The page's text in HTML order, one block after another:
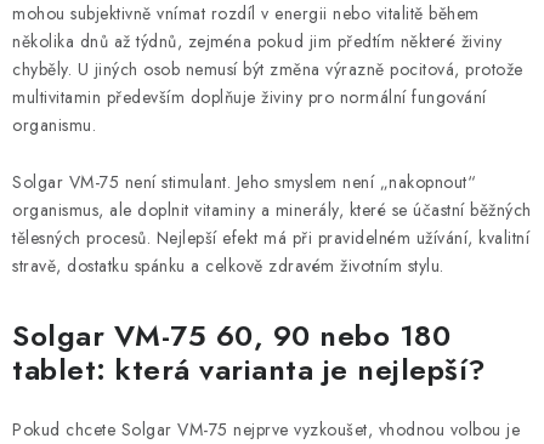
mohou subjektivně vnímat rozdíl v energii nebo vitalitě během
několika dnů až týdnů, zejména pokud jim předtím některé živiny
chyběly. U jiných osob nemusí být změna výrazně pocitová, protože
multivitamin především doplňuje živiny pro normální fungování
organismu.
Solgar VM-75 není stimulant. Jeho smyslem není „nakopnout“
organismus, ale doplnit vitaminy a minerály, které se účastní běžných
tělesných procesů. Nejlepší efekt má při pravidelném užívání, kvalitní
stravě, dostatku spánku a celkově zdravém životním stylu.
Solgar VM-75 60, 90 nebo 180
tablet: která varianta je nejlepší?
Pokud chcete Solgar VM-75 nejprve vyzkoušet, vhodnou volbou je